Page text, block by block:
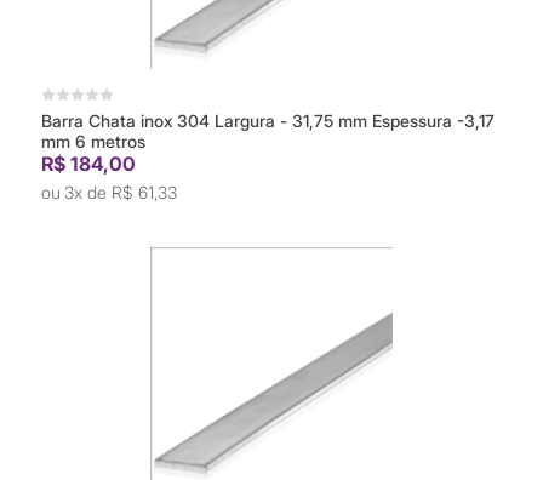
Barra Chata inox 304 Largura - 31,75 mm Espessura -3,17
mm 6 metros
R$ 184,00
3x de R$ 61,33